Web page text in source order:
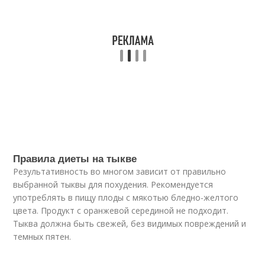
Правила диеты на тыкве
Результативность во многом зависит от правильно
выбранной тыквы для похудения. Рекомендуется
употреблять в пищу плоды с мякотью бледно-желтого
цвета. Продукт с оранжевой серединой не подходит.
Тыква должна быть свежей, без видимых повреждений и
темных пятен.